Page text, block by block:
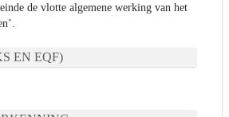
de vlotte algemene werking van het
EN EQF)